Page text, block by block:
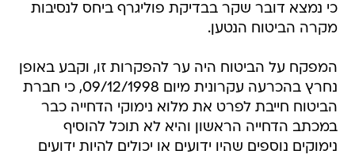
כי נמצא דובר שקר בבדיקת פוליגרף ביחס לנסיבות
מקרה הביטוח הנטען.
המפקח על הביטוח היה ער להפקרות זו, וקבע באופן
נחרץ בהכרעה עקרונית מיום 09/12/1998, כי חברת
הביטוח חייבת לפרט את מלוא נימוקי הדחייה כבר
במכתב הדחייה הראשון והיא לא תוכל להוסיף
נימוקים נוספים שהיו ידועים או יכולים להיות ידועים